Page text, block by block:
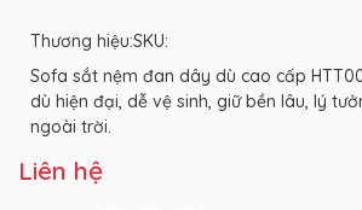
Thương hiệu:SKU:
Sofa sắt nệm đan dây dù cao cấp
dù hiện đại, dễ vệ sinh, giữ bền lâu, lý
ngoài trời.
Liên hệ